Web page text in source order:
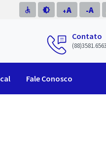
accessible brightness_medium A
+ A
-
Contato
(88)3581.6563
Fale Conosco